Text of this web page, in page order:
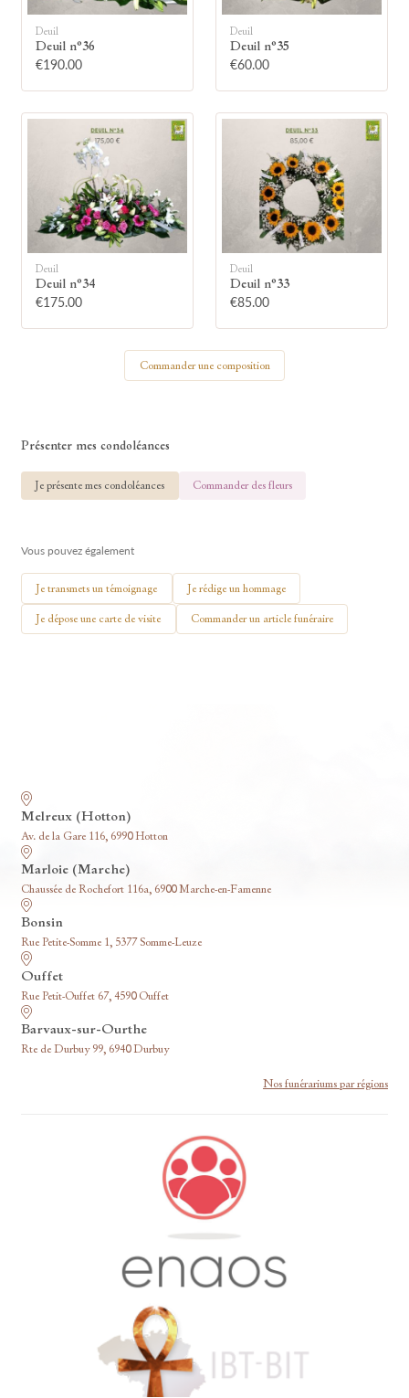
Allumez une bougie
Montrez votre soutien à la famille en
allumant symboliquement une bougie.
Votre prénom
🕯 Allumer ma bougie
Deuil
Deuil n°36
€190.00
Deuil
Deuil n°35
€60.00
Deuil
Deuil n°34
€175.00
Deuil
Deuil n°33
€85.00
Commander une composition
Présenter mes condoléances
Je présente mes condoléances Commander des fleurs
Vous pouvez également
Je transmets un témoignage Je rédige un hommage
Je dépose une carte de visite Commander un article funéraire
Melreux (Hotton)
Av. de la Gare 116, 6990 Hotton
Marloie (Marche)
Chaussée de Rochefort 116a, 6900 Marche-en-Famenne
Bonsin
Rue Petite-Somme 1, 5377 Somme-Leuze
Ouffet
Rue Petit-Ouffet 67, 4590 Ouffet
Barvaux-sur-Ourthe
Rte de Durbuy 99, 6940 Durbuy
Nos funérariums par régions